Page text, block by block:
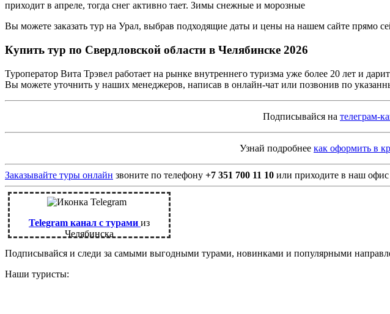
приходит в апреле, тогда снег активно тает. Зимы снежные и морозные
Вы можете заказать тур на Урал, выбрав подходящие даты и цены на нашем сайте прямо
Купить тур по Свердловской области в Челябинске 2026
Туроператор Вита Трэвел работает на рынке внутреннего туризма уже более 20 лет и
Вы можете уточнить у наших менеджеров, написав в онлайн-чат или позвонив по
Подписывайся на телеграм-
Узнай подробнее как оформить в
Заказывайте туры онлайн звоните по телефону +7 351 700 11 10 или приходите в наш офис
Telegram канал с турами из
Челябинска
Подписывайся и следи за самыми выгодными турами, новинками и популярными
Наши туристы: